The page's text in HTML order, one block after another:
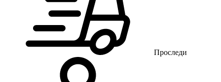
Проследи